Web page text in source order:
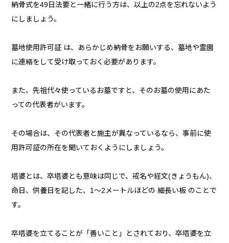
納骨式を49日法要と一緒に行う方は、以上の2点を忘れないよう
にしましょう。
墓地使用許可証 は、あらかじめ納骨をお願いする、墓地や霊園
に連絡をして受け取っておく必要があります。
また、先祖代々使っているお墓ですと、そのお墓の使用にあた
っての代表者がいます。
その場合は、その代表者と施主が異なっているなら、事前に使
用許可証の所在を聞いておくようにしましょう。
塔婆とは、卒塔婆とも意味は同じで、戒名や経文(きょうもん)、
命日、供養日を記した、1〜2メートルほどの 細長い板 のことで
す。
卒塔婆を立てることが「善いこと」とされており、卒塔婆を立